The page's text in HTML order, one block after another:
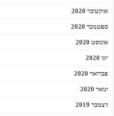
אוקטובר 2020
ספטמבר 2020
אוגוסט 2020
יוני 2020
פברואר 2020
ינואר 2020
דצמבר 2019